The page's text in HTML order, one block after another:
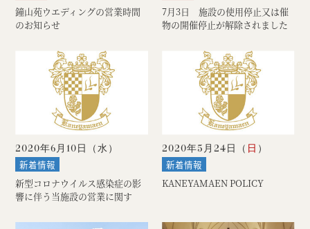
鐘山苑ウエディングの営業時間
のお知らせ
7月3日 施設の使用停止又は催
物の開催停止が解除されました
2020年6月10日（水）
新着情報
新型コロナウイルス感染症の影
響に伴う当施設の営業に関す
2020年5月24日（ 日 ）
新着情報
KANEYAMAEN POLICY